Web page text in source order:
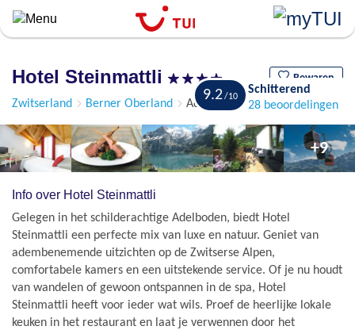
Overslaan
algemene
gaan
Hotel Steinmattli Bewaren
Zwitserland Berner Oberland Adelboden
9.2
Schitterend
28 beoordelingen
+9
Info over Hotel Steinmattli
Gelegen in het schilderachtige Adelboden, biedt Hotel
Steinmattli een perfecte mix van luxe en natuur. Geniet van
adembenemende uitzichten op de Zwitserse Alpen,
comfortabele kamers en een uitstekende service. Of je nu houdt
van wandelen of gewoon ontspannen in de spa, Hotel
Steinmattli heeft voor ieder wat wils. Proef de heerlijke lokale
keuken in het restaurant en laat je verwennen door het